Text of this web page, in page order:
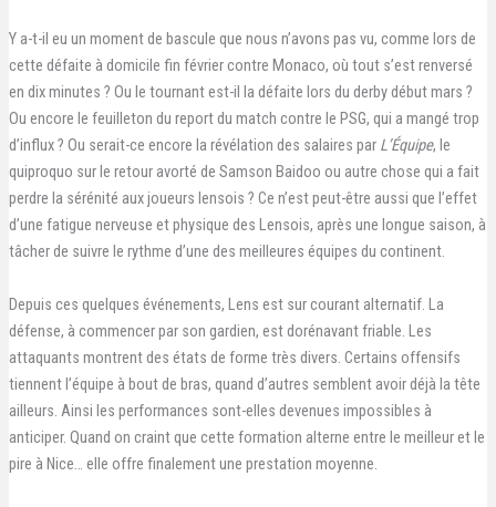
Y a-t-il eu un moment de bascule que nous n’avons pas vu, comme lors de
cette défaite à domicile fin février contre Monaco, où tout s’est renversé
en dix minutes ? Ou le tournant est-il la défaite lors du derby début mars ?
Ou encore le feuilleton du report du match contre le PSG, qui a mangé trop
d’influx ? Ou serait-ce encore la révélation des salaires par L’Équipe, le
quiproquo sur le retour avorté de Samson Baidoo ou autre chose qui a fait
perdre la sérénité aux joueurs lensois ? Ce n’est peut-être aussi que l’effet
d’une fatigue nerveuse et physique des Lensois, après une longue saison, à
tâcher de suivre le rythme d’une des meilleures équipes du continent.
Depuis ces quelques événements, Lens est sur courant alternatif. La
défense, à commencer par son gardien, est dorénavant friable. Les
attaquants montrent des états de forme très divers. Certains offensifs
tiennent l’équipe à bout de bras, quand d’autres semblent avoir déjà la tête
ailleurs. Ainsi les performances sont-elles devenues impossibles à
anticiper. Quand on craint que cette formation alterne entre le meilleur et le
pire à Nice… elle offre finalement une prestation moyenne.